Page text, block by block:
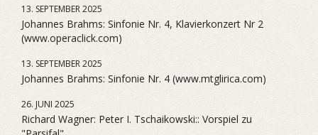
13. SEPTEMBER 2025
Johannes Brahms: Sinfonie Nr. 4, Klavierkonzert Nr 2
(www.operaclick.com)
13. SEPTEMBER 2025
Johannes Brahms: Sinfonie Nr. 4 (www.mtglirica.com)
26. JUNI 2025
Richard Wagner: Peter I. Tschaikowski:: Vorspiel zu